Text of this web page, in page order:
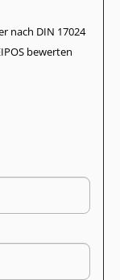
nach DIN 17024
bewerten